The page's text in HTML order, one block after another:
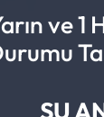
ve 1
ŞU